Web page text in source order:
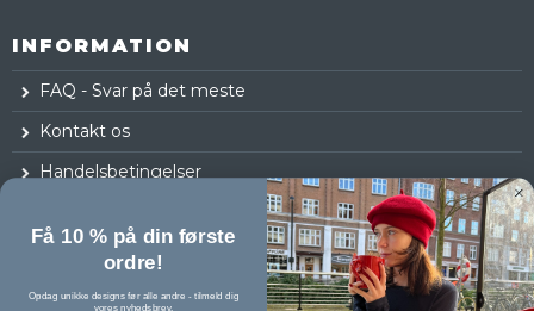
INFORMATION
FAQ - Svar på det meste
Kontakt os
Handelsbetingelser
Log ind
Få 10 % på din første
ordre!
Opdag unikke designs før alle andre - tilmeld dig
vores nyhedsbrev.